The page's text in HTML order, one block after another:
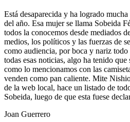
Está desaparecida y ha logrado
del año. Esa mujer se llama Sobeida
todos la conocemos desde mediados
medios, los políticos y las fuerzas de
como audiencia, por boca y nariz
todas esas noticias, algo ha tenido
como lo mencionamos con las
venden como pan caliente. Mite
de la web local, hace un listado de
Sobeida, luego de que esta fuese
Joan Guerrero